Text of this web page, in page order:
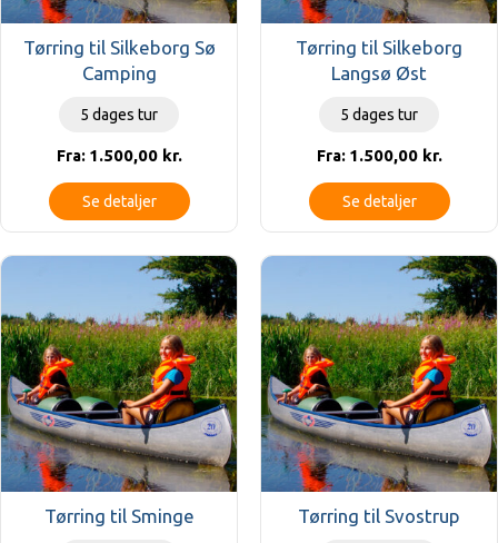
Tørring til Silkeborg Sø
Camping
5 dages tur
Fra: 1.500,00 kr.
Se detaljer
Tørring til Silkeborg
Langsø Øst
5 dages tur
Fra: 1.500,00 kr.
Se detaljer
Tørring til Sminge Tørring til Svostrup